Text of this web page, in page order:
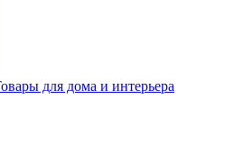
для дома и интерьера